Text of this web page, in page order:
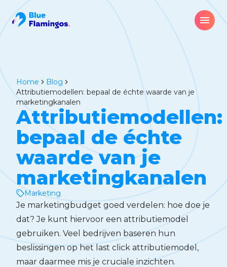
Home
blog
Attributiemodellen: bepaal de échte waarde van je
marketingkanalen
Attributiemodellen:
bepaal de échte
waarde van je
marketingkanalen
Marketing
Je marketingbudget goed verdelen: hoe doe je
dat? Je kunt hiervoor een attributiemodel
gebruiken. Veel bedrijven baseren hun
beslissingen op het last click attributiemodel,
maar daarmee mis je cruciale inzichten.